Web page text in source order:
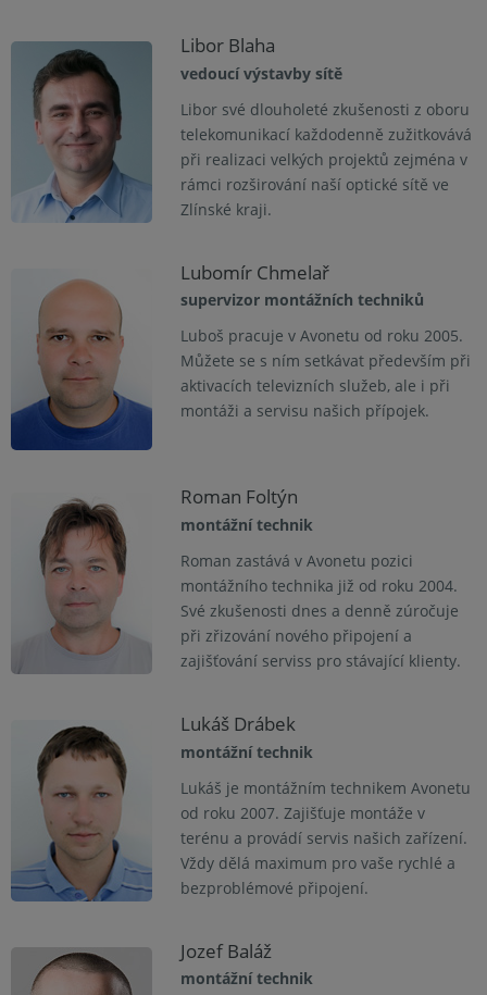
Libor Blaha
vedoucí výstavby sítě
Libor své dlouholeté zkušenosti z oboru
telekomunikací každodenně zužitkovává
při realizaci velkých projektů zejména v
rámci rozširování naší optické sítě ve
Zlínské kraji.
Lubomír Chmelař
supervizor montážních techniků
Luboš pracuje v Avonetu od roku 2005.
Můžete se s ním setkávat především při
aktivacích televizních služeb, ale i při
montáži a servisu našich přípojek.
Roman Foltýn
montážní technik
Roman zastává v Avonetu pozici
montážního technika již od roku 2004.
Své zkušenosti dnes a denně zúročuje
při zřizování nového připojení a
zajišťování serviss pro stávající klienty.
Lukáš Drábek
montážní technik
Lukáš je montážním technikem Avonetu
od roku 2007. Zajišťuje montáže v
terénu a provádí servis našich zařízení.
Vždy dělá maximum pro vaše rychlé a
bezproblémové připojení.
Jozef Baláž
montážní technik